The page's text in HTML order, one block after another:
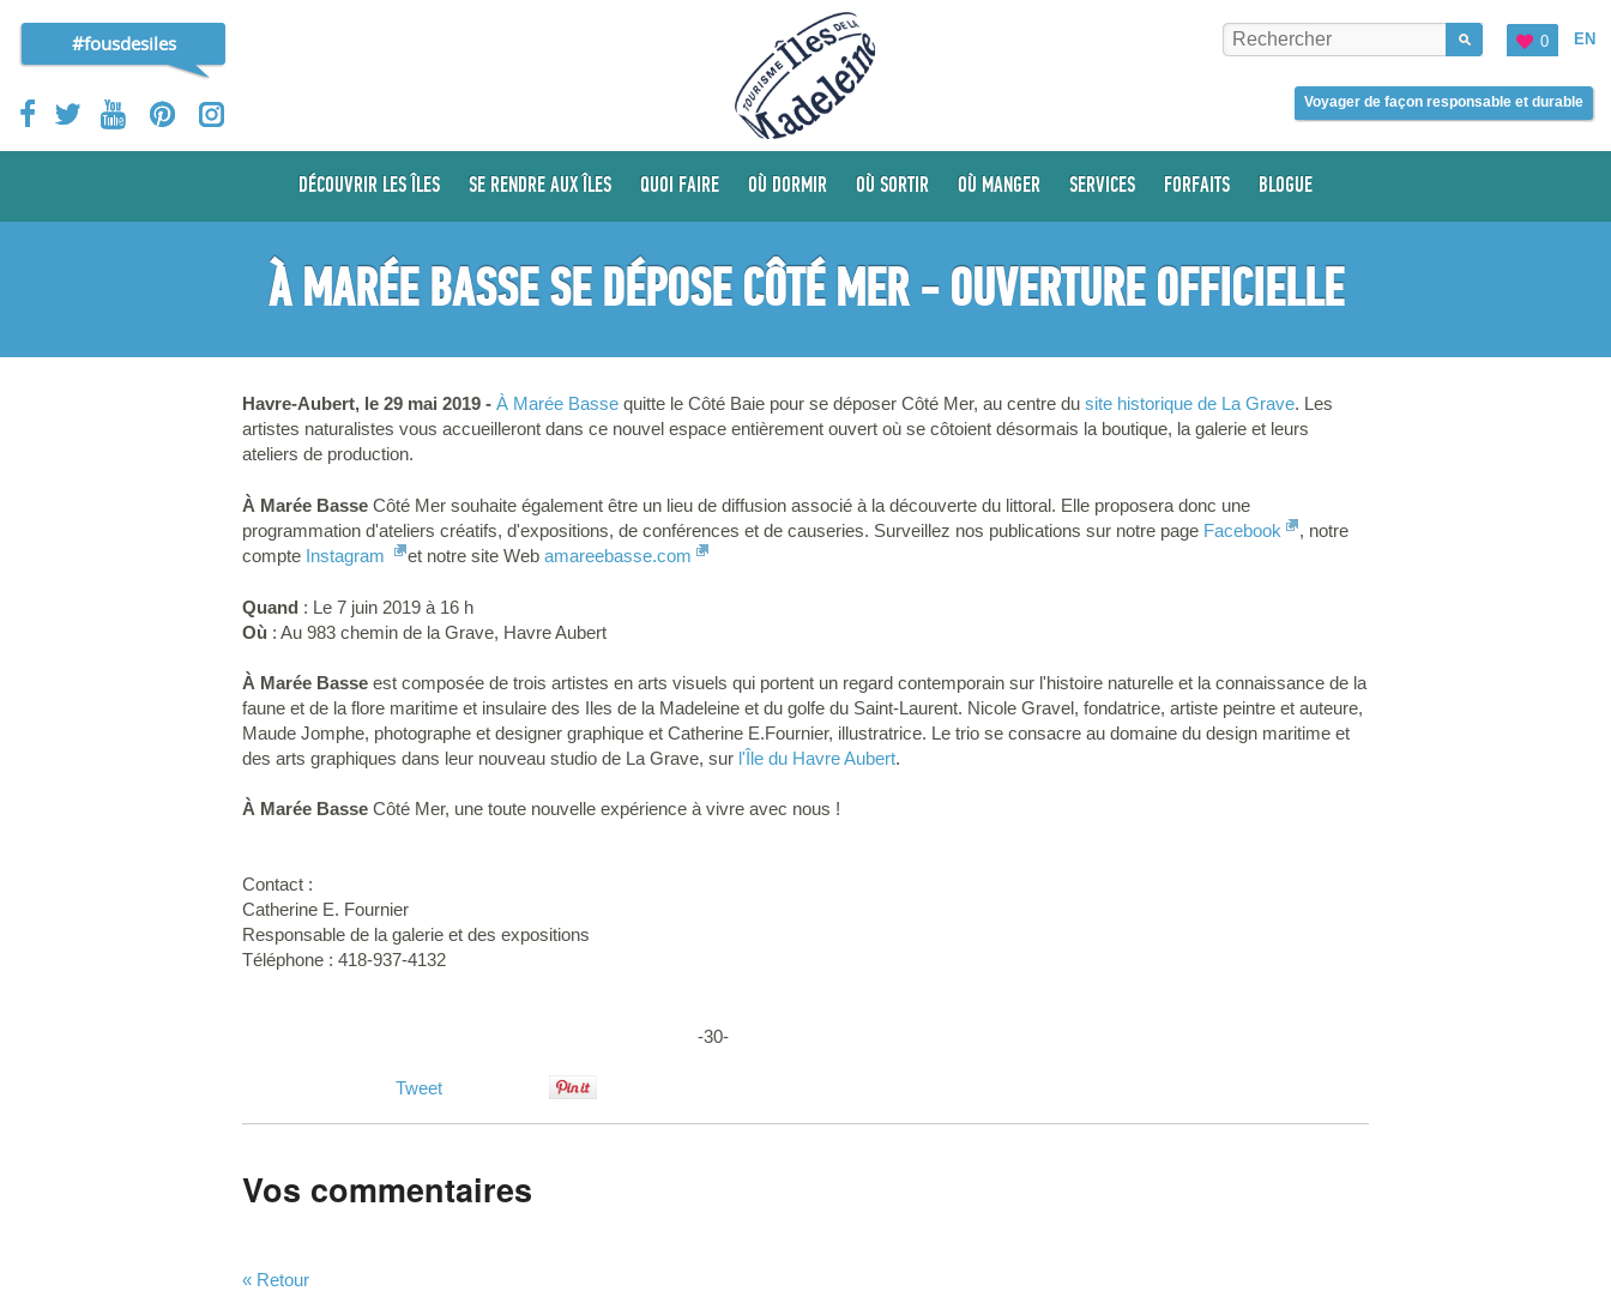
#fousdesiles EN
0
Voyager de façon responsable et durable
DÉCOUVRIR LES ÎLES SE RENDRE AUX ÎLES QUOI FAIRE OÙ DORMIR OÙ SORTIR OÙ MANGER SERVICES FORFAITS BLOGUE
À MARÉE BASSE SE DÉPOSE CÔTÉ MER - OUVERTURE OFFICIELLE
Havre-Aubert, le 29 mai 2019 - À Marée Basse quitte le Côté Baie pour se déposer Côté Mer, au centre du site historique de La Grave. Les
artistes naturalistes vous accueilleront dans ce nouvel espace entièrement ouvert où se côtoient désormais la boutique, la galerie et leurs
ateliers de production.
À Marée Basse Côté Mer souhaite également être un lieu de diffusion associé à la découverte du littoral. Elle proposera donc une
programmation d'ateliers créatifs, d'expositions, de conférences et de causeries. Surveillez nos publications sur notre page Facebook
, notre
compte Instagram et notre site Web amareebasse.com
Quand : Le 7 juin 2019 à 16 h
Où : Au 983 chemin de la Grave, Havre Aubert
À Marée Basse est composée de trois artistes en arts visuels qui portent un regard contemporain sur l'histoire naturelle et la connaissance de la
faune et de la flore maritime et insulaire des Iles de la Madeleine et du golfe du Saint-Laurent. Nicole Gravel, fondatrice, artiste peintre et auteure,
Maude Jomphe, photographe et designer graphique et Catherine E.Fournier, illustratrice. Le trio se consacre au domaine du design maritime et
des arts graphiques dans leur nouveau studio de La Grave, sur l'Île du Havre Aubert.
À Marée Basse Côté Mer, une toute nouvelle expérience à vivre avec nous !
Contact :
Catherine E. Fournier
Responsable de la galerie et des expositions
Téléphone : 418-937-4132
-30-
Tweet
Vos commentaires
« Retour